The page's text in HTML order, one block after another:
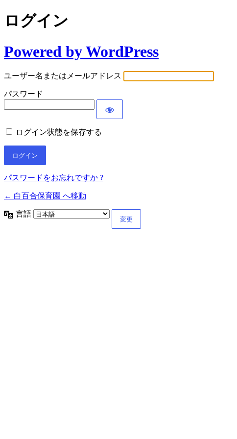
ログイン
Powered by WordPress
ユーザー名またはメールアドレス
パスワード
ログイン状態を保存する
パスワードをお忘れですか ?
← 白百合保育園 へ移動
言語